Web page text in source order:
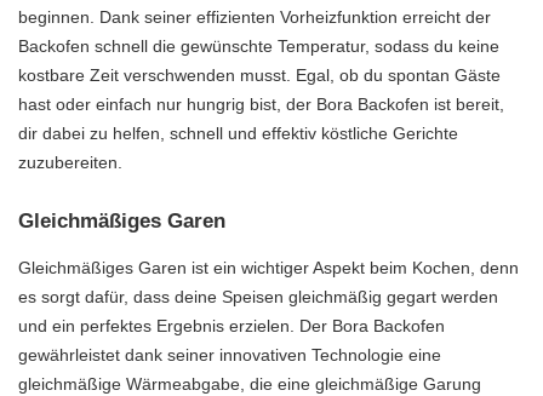
beginnen. Dank seiner effizienten Vorheizfunktion erreicht der
Backofen schnell die gewünschte Temperatur, sodass du keine
kostbare Zeit verschwenden musst. Egal, ob du spontan Gäste
hast oder einfach nur hungrig bist, der Bora Backofen ist bereit,
dir dabei zu helfen, schnell und effektiv köstliche Gerichte
zuzubereiten.
Gleichmäßiges Garen
Gleichmäßiges Garen ist ein wichtiger Aspekt beim Kochen, denn
es sorgt dafür, dass deine Speisen gleichmäßig gegart werden
und ein perfektes Ergebnis erzielen. Der Bora Backofen
gewährleistet dank seiner innovativen Technologie eine
gleichmäßige Wärmeabgabe, die eine gleichmäßige Garung